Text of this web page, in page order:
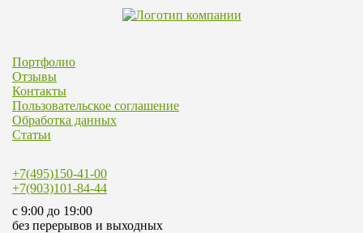
Портфолио
Отзывы
Контакты
Пользовательское соглашение
Обработка данных
Статьи
+7(495)150-41-00
+7(903)101-84-44
c 9:00 до 19:00
без перерывов и выходных